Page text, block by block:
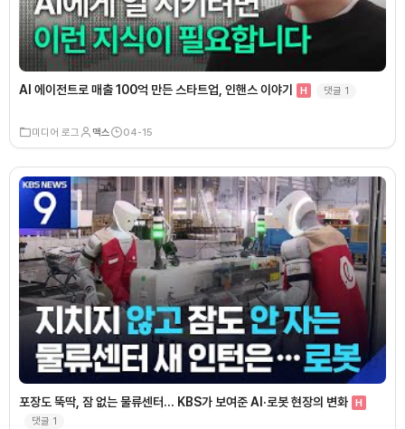
AI 에이전트로 매출 100억 만든 스타트업, 인핸스 이야기 H 댓글 1
미디어 로그 맥스 04-15
포장도 뚝딱, 잠 없는 물류센터… KBS가 보여준 AI·로봇 현장의 변화 H
댓글 1